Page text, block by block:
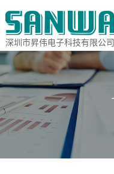
深圳市昇伟电子科技有限公司